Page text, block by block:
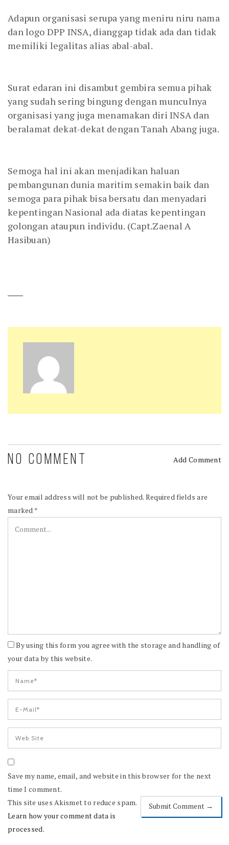
Adapun organisasi serupa yang meniru niru nama
dan logo DPP INSA, dianggap tidak ada dan tidak
memiliki legalitas alias abal-abal.
Surat edaran ini disambut gembira semua pihak
yang sudah sering bingung dengan munculnya
organisasi yang juga menamakan diri INSA dan
beralamat dekat-dekat dengan Tanah Abang juga.
Semoga hal ini akan menjadikan haluan
pembangunan dunia maritim semakin baik dan
semoga para pihak bisa bersatu dan menyadari
kepentingan Nasional ada diatas kepentingan
golongan ataupun individu. (Capt.Zaenal A
Hasibuan)
NO COMMENT Add Comment
Your email address will not be published. Required fields are
marked *
By using this form you agree with the storage and handling of
your data by this website.
Save my name, email, and website in this browser for the next
time I comment.
This site uses Akismet to reduce spam.
Learn how your comment data is
processed.